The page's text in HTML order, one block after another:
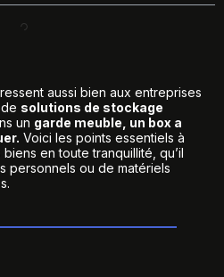
aussi bien aux entreprises
solutions de stockage
un garde meuble, un box a
Voici les points essentiels à
en toute tranquillité, qu’il
personnels ou de matériels